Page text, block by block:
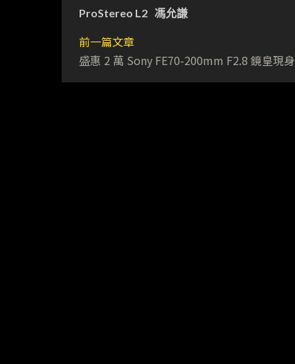
ProStereo L2 馮允謙
前一篇文章
盛惠 2 萬 Sony FE70-200mm F2.8 鏡皇現身